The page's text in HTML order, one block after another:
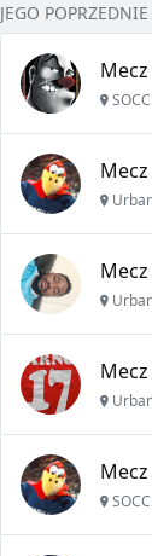
JEGO